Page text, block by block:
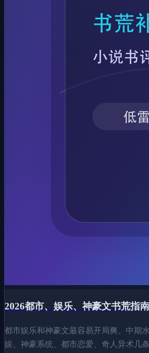
2026都市、娱乐、神豪文书荒指
都市娱乐和神豪文最容易开局爽、中期
娱、神豪系统、都市恋爱、奇人异术几